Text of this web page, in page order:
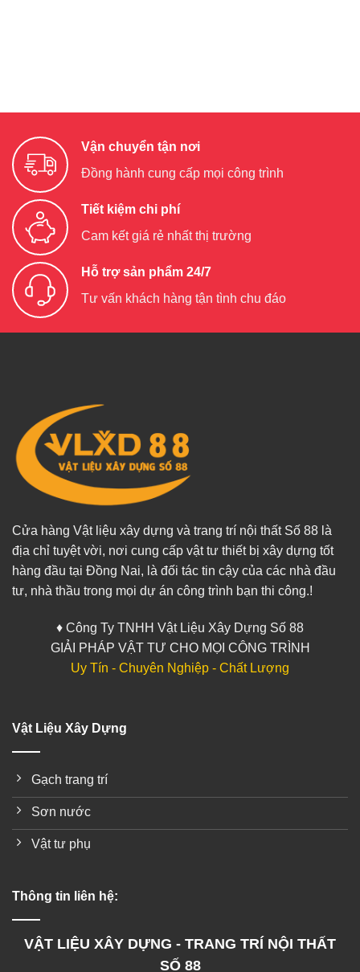
Vận chuyển tận nơi
Đồng hành cung cấp mọi công trình
Tiết kiệm chi phí
Cam kết giá rẻ nhất thị trường
Hỗ trợ sản phẩm 24/7
Tư vấn khách hàng tận tình chu đáo
Cửa hàng Vật liệu xây dựng và trang trí nội thất Số 88 là
địa chỉ tuyệt vời, nơi cung cấp vật tư thiết bị xây dựng tốt
hàng đầu tại Đồng Nai, là đối tác tin cậy của các nhà đầu
tư, nhà thầu trong mọi dự án công trình bạn thi công.!
♦ Công Ty TNHH Vật Liệu Xây Dựng Số 88
GIẢI PHÁP VẬT TƯ CHO MỌI CÔNG TRÌNH
Uy Tín - Chuyên Nghiệp - Chất Lượng
Vật Liệu Xây Dựng
Gạch trang trí
Sơn nước
Vật tư phụ
Thông tin liên hệ:
VẬT LIỆU XÂY DỰNG - TRANG TRÍ NỘI THẤT
SỐ 88